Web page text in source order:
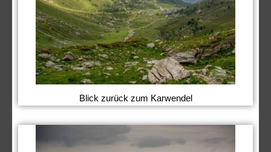
Blick zurück zum Karwendel